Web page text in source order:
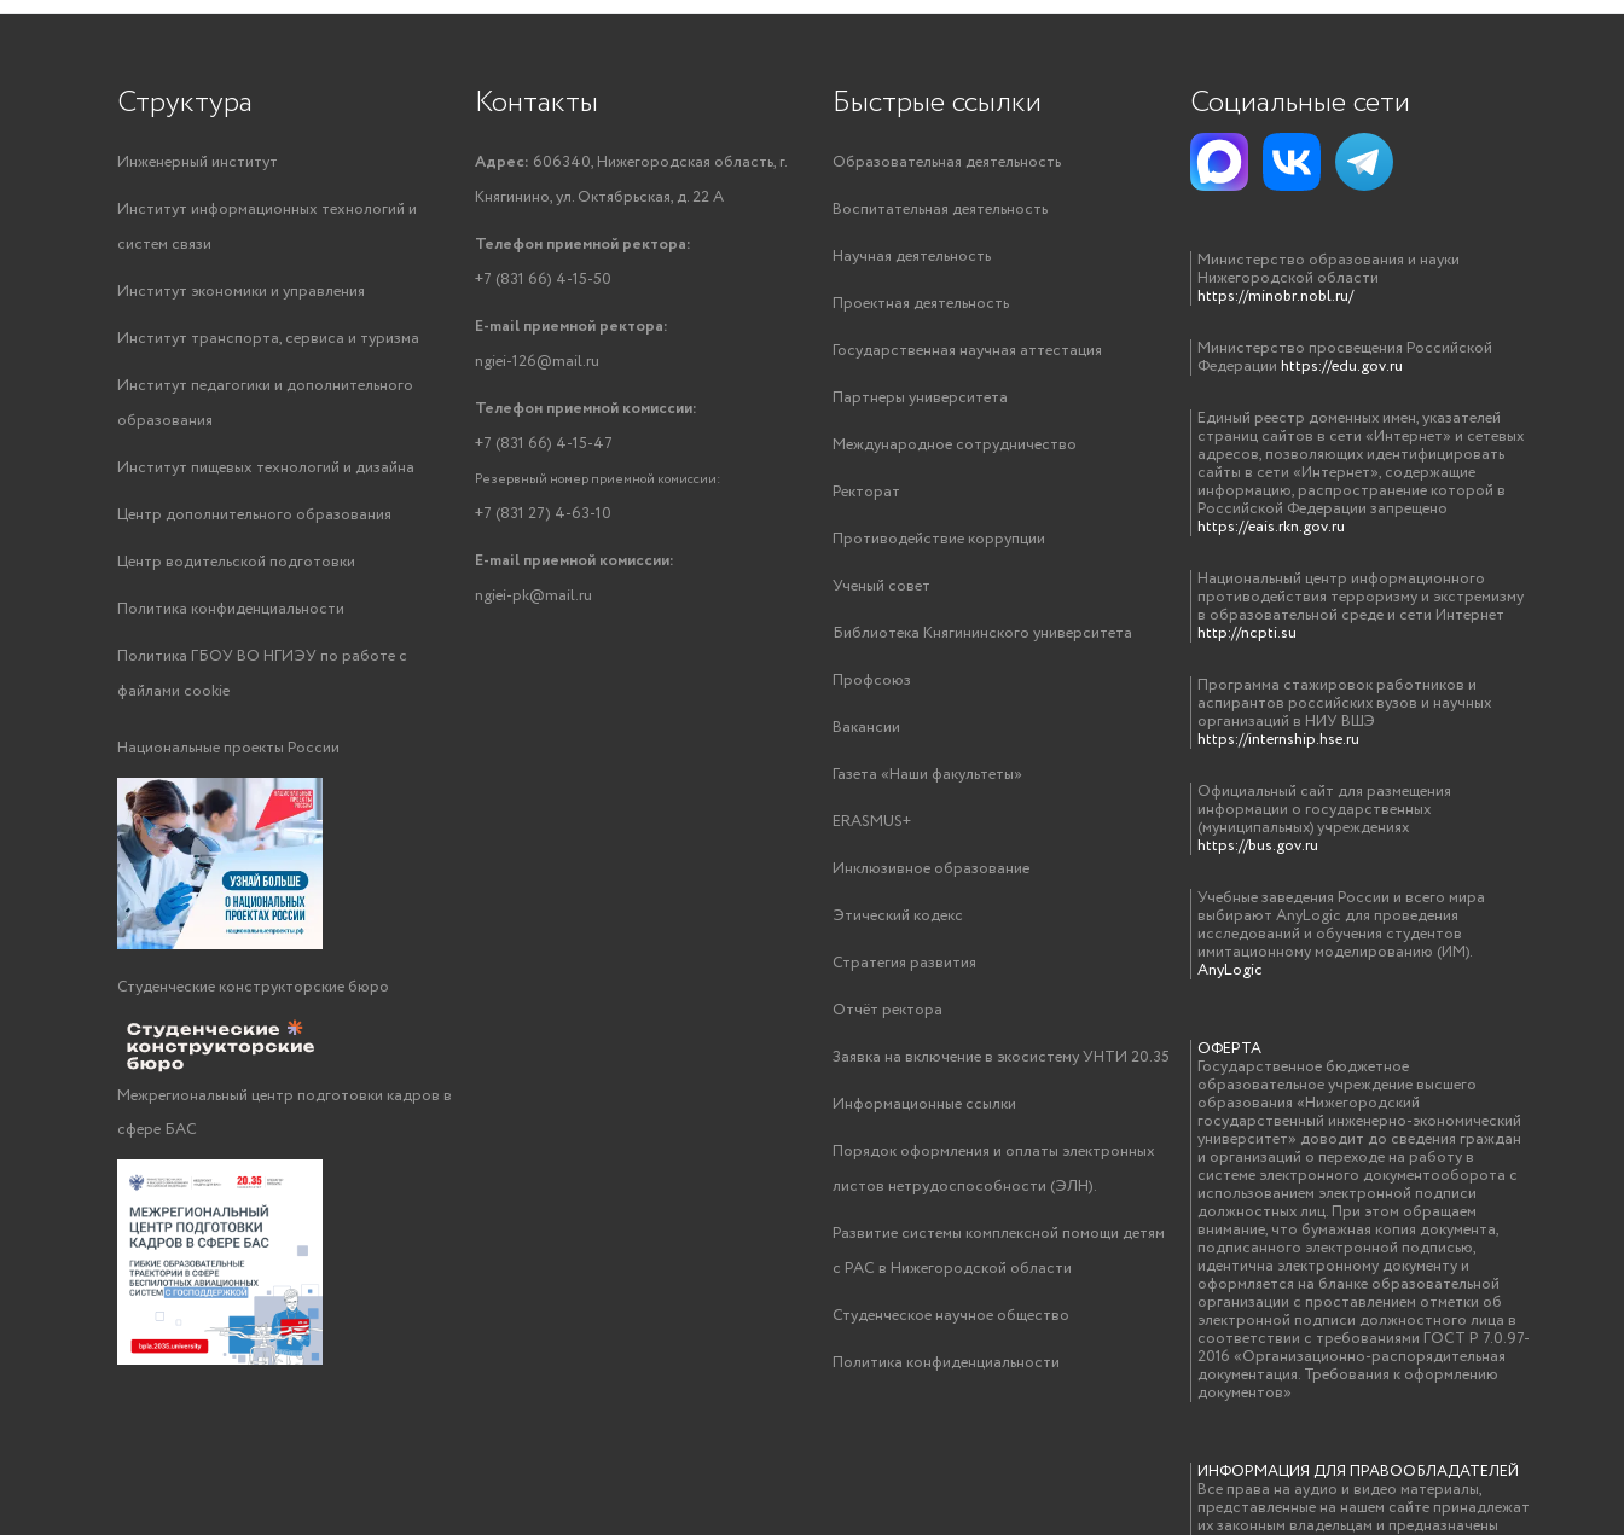
Структура
Инженерный институт
Институт информационных технологий и
систем связи
Институт экономики и управления
Институт транспорта, сервиса и туризма
Институт педагогики и дополнительного
образования
Институт пищевых технологий и дизайна
Центр дополнительного образования
Центр водительской подготовки
Политика конфиденциальности
Политика ГБОУ ВО НГИЭУ по работе с
файлами cookie
Национальные проекты России
Студенческие конструкторские бюро
Межрегиональный центр подготовки кадров в
сфере БАС
Контакты
Адрес: 606340, Нижегородская область, г.
Княгинино, ул. Октябрьская, д. 22 А
Телефон приемной ректора:
+7 (831 66) 4-15-50
E-mail приемной ректора:
ngiei-126@mail.ru
Телефон приемной комиссии:
+7 (831 66) 4-15-47
Резервный номер приемной комиссии:
+7 (831 27) 4-63-10
E-mail приемной комиссии:
ngiei-pk@mail.ru
Быстрые ссылки
Образовательная деятельность
Воспитательная деятельность
Научная деятельность
Проектная деятельность
Государственная научная аттестация
Партнеры университета
Международное сотрудничество
Ректорат
Противодействие коррупции
Ученый совет
Библиотека Княгининского университета
Профсоюз
Вакансии
Газета «Наши факультеты»
ERASMUS+
Инклюзивное образование
Этический кодекс
Стратегия развития
Отчёт ректора
Заявка на включение в экосистему УНТИ 20.35
Информационные ссылки
Порядок оформления и оплаты электронных
листов нетрудоспособности (ЭЛН).
Развитие системы комплексной помощи детям
с РАС в Нижегородской области
Студенческое научное общество
Политика конфиденциальности
Социальные сети
Министерство образования и науки
Нижегородской области
https://minobr.nobl.ru/
Министерство просвещения Российской
Федерации https://edu.gov.ru
Единый реестр доменных имен, указателей
страниц сайтов в сети «Интернет» и сетевых
адресов, позволяющих идентифицировать
сайты в сети «Интернет», содержащие
информацию, распространение которой в
Российской Федерации запрещено
https://eais.rkn.gov.ru
Национальный центр информационного
противодействия терроризму и экстремизму
в образовательной среде и сети Интернет
http://ncpti.su
Программа стажировок работников и
аспирантов российских вузов и научных
организаций в НИУ ВШЭ
https://internship.hse.ru
Официальный сайт для размещения
информации о государственных
(муниципальных) учреждениях
https://bus.gov.ru
Учебные заведения России и всего мира
выбирают AnyLogic для проведения
исследований и обучения студентов
имитационному моделированию (ИМ).
AnyLogic
ОФЕРТА
Государственное бюджетное
образовательное учреждение высшего
образования «Нижегородский
государственный инженерно-экономический
университет» доводит до сведения граждан
и организаций о переходе на работу в
системе электронного документооборота с
использованием электронной подписи
должностных лиц. При этом обращаем
внимание, что бумажная копия документа,
подписанного электронной подписью,
идентична электронному документу и
оформляется на бланке образовательной
организации с проставлением отметки об
электронной подписи должностного лица в
соответствии с требованиями ГОСТ Р 7.0.97-
2016 «Организационно-распорядительная
документация. Требования к оформлению
документов»
ИНФОРМАЦИЯ ДЛЯ ПРАВООБЛАДАТЕЛЕЙ
Все права на аудио и видео материалы,
представленные на нашем сайте принадлежат
их законным владельцам и предназначены